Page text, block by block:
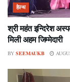
हेल्थ
श्री महंत इन्दिरेश
मिली अहम जिम्मेदारी
BY SEEMAUKB